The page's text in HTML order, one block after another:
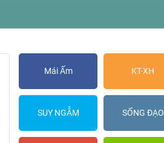
Mái Ấm KT-XH
SUY NGẪM SỐNG ĐẠO